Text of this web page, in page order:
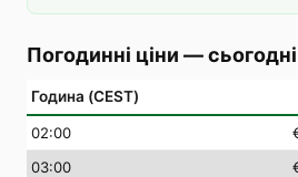
Погодинні ціни — сьогодні
Година (CEST)
02:00
03:00